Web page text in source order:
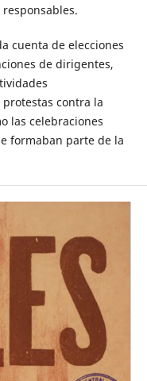
cuenta de elecciones
de dirigentes,
contra la
las celebraciones
formaban parte de la